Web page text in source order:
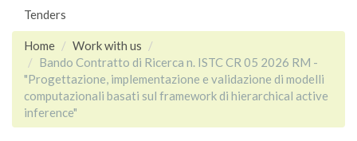
Tenders
Home
Work with us
Bando Contratto di Ricerca n. ISTC CR 05 2026 RM -
"Progettazione, implementazione e validazione di modelli
computazionali basati sul framework di hierarchical active
inference"